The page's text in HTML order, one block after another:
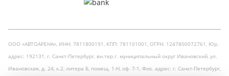
ООО «АВТОАРЕНА», ИНН: 7811800191, КПП: 781101001, ОГРН: 1247800072761, Юр.
адрес: 192131, г. Санкт-Петербург, вн.тер.г. муниципальный округ Ивановский, ул.
Ивановская, д. 24, к.2, литера Б, помещ. 1-Н, оф. 7-1, Физ. адрес: г. Санкт-Петербург,